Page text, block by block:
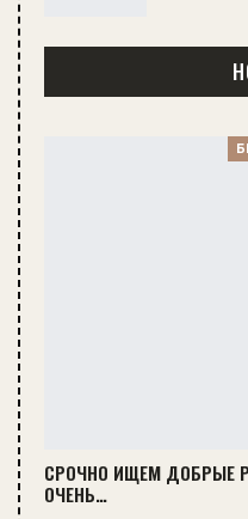
СРОЧНО ИЩЕМ ДОБРЫЕ
ОЧЕНЬ…